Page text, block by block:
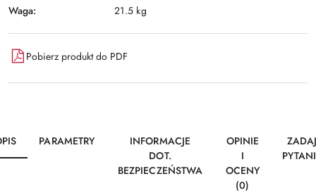
Waga: 21.5 kg
Pobierz produkt do PDF
PARAMETRY
INFORMACJE
DOT.
BEZPIECZEŃSTWA
OPINIE
I
OCENY
(0)